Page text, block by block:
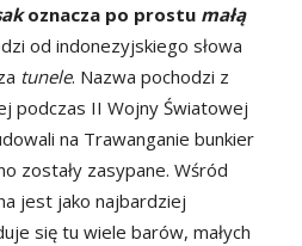
oznacza po prostu małą
od indonezyjskiego słowa
tunele. Nazwa pochodzi z
podczas II Wojny Światowej
na Trawanganie bunkier
zostały zasypane. Wśród
jest jako najbardziej
się tu wiele barów, małych